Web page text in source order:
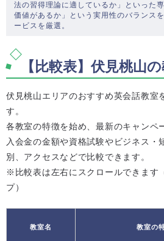
法の習得理論に適しているか」といった
価値があるか」という実用性のバランス
ービスを厳選。
【比較表】伏見桃山
伏見桃山エリアのおすすめ英会話教室
す。
各教室の特徴を始め、最新のキャンペ
入会金の金額や資格試験やビジネス・
別、アクセスなどで比較できます。
※比較表は左右にスクロールできます
プ）
教室名 教室の